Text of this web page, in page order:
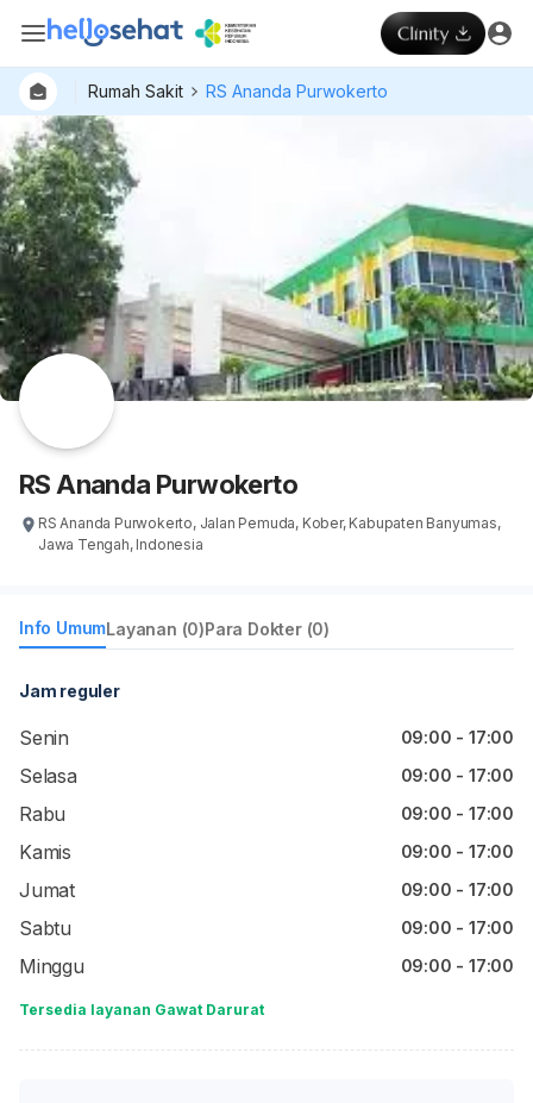
Rumah Sakit RS Ananda Purwokerto
RS Ananda Purwokerto
RS Ananda Purwokerto, Jalan Pemuda, Kober, Kabupaten Banyumas,
Jawa Tengah, Indonesia
Info UmumLayanan (0)Para Dokter (0)
Jam reguler
Senin 09:00 - 17:00
Selasa 09:00 - 17:00
Rabu 09:00 - 17:00
Kamis 09:00 - 17:00
Jumat 09:00 - 17:00
Sabtu 09:00 - 17:00
Minggu 09:00 - 17:00
Tersedia layanan Gawat Darurat